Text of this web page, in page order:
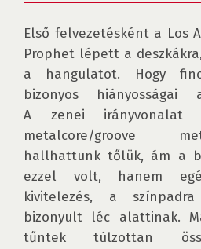
Első felvezetésként a Los
Prophet lépett a
a hangulatot. Hogy
bizonyos hiányosságai
A zenei irányvonalat
metalcore/groove
hallhattunk tőlük, ám a
ezzel volt, hanem
kivitelezés, a
bizonyult léc alattinak.
tűntek túlzottan